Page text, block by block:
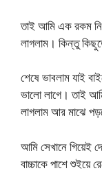
তাই আমি এক রকম
লাগলাম। কিন্তু
শেষে ভাবলাম যাই
ভালো লাগে। তাই
লাগলাম আর মাঝে
আমি সেখানে গিয়েই
বাচ্চাকে পাশে শুইয়ে